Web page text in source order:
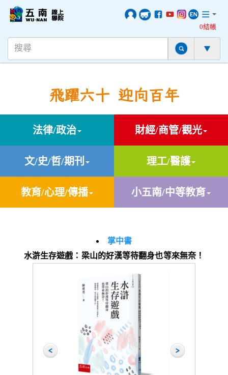
0結帳
飛躍六十 迎向百年
法律/政治 財經/商管/觀光
文/史/哲/期刊 理工/醫護
教育/心理/傳播 小五南/中等教育
掌中書
水滸生存遊戲：梁山的好漢等待翻身也等來無奈！